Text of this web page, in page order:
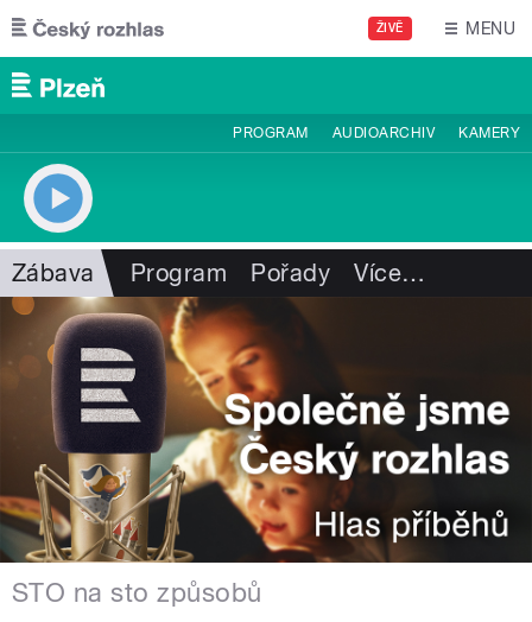
Přejít k hlavnímu obsahu
ŽIVĚ MENU
PROGRAM AUDIOARCHIV KAMERY
Zábava Program Pořady Více…
STO na sto způsobů